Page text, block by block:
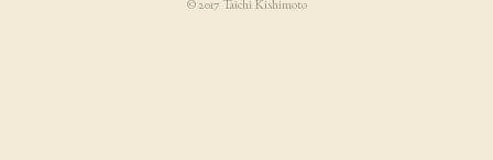
© 2017 Taichi Kishimoto